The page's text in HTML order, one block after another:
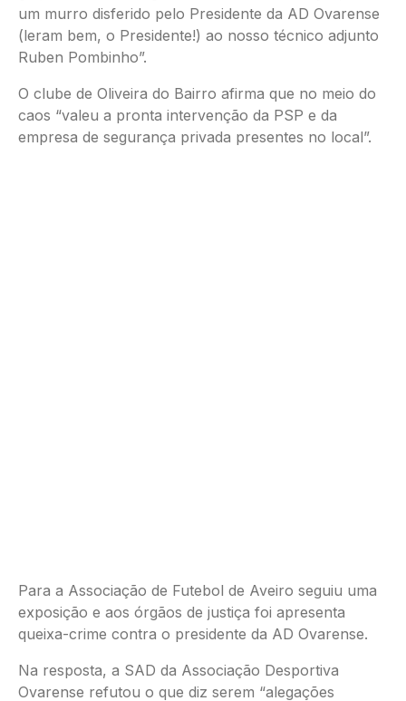
um murro disferido pelo Presidente da AD Ovarense
(leram bem, o Presidente!) ao nosso técnico adjunto
Ruben Pombinho”.
O clube de Oliveira do Bairro afirma que no meio do
caos “valeu a pronta intervenção da PSP e da
empresa de segurança privada presentes no local”.
Para a Associação de Futebol de Aveiro seguiu uma
exposição e aos órgãos de justiça foi apresenta
queixa-crime contra o presidente da AD Ovarense.
Na resposta, a SAD da Associação Desportiva
Ovarense refutou o que diz serem “alegações